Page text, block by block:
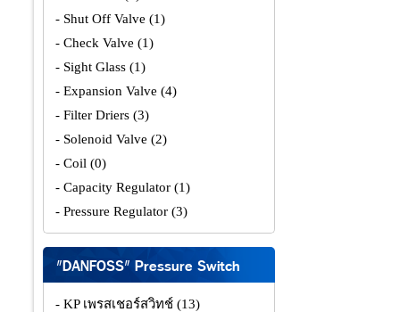
- Shut Off Valve (1)
- Check Valve (1)
- Sight Glass (1)
- Expansion Valve (4)
- Filter Driers (3)
- Solenoid Valve (2)
- Coil (0)
- Capacity Regulator (1)
- Pressure Regulator (3)
"DANFOSS" Pressure Switch
- KP เพรสเชอร์สวิทช์ (13)